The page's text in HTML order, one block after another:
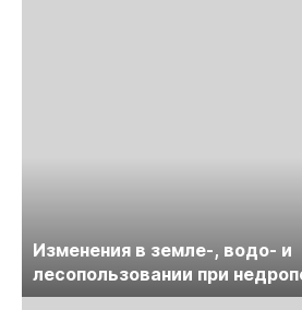
Изменения в земле-, водо- и
лесопользовании при
обсудят на семинаре